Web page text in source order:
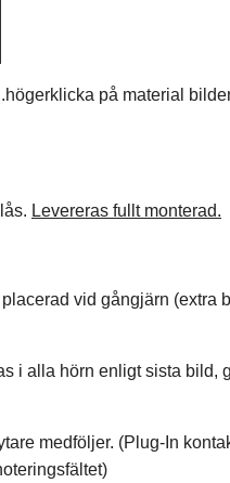
på material
Levereras fullt monterad.
vid gångjärn (extra
i alla hörn enligt sista bild,
medföljer. (Plug-In